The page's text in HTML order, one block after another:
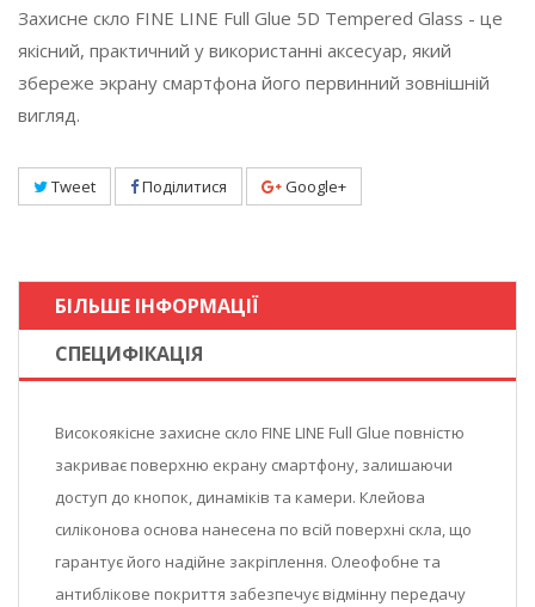
Захисне скло FINE LINE Full Glue 5D Tempered Glass - це
якісний, практичний у використанні аксесуар, який
збереже экрану смартфона його первинний зовнішній
вигляд.
Tweet Поділитися Google+
БІЛЬШЕ ІНФОРМАЦІЇ
СПЕЦИФІКАЦІЯ
Високоякісне захисне скло FINE LINE Full Glue повністю
закриває поверхню екрану смартфону, залишаючи
доступ до кнопок, динаміків та камери. Клейова
силіконова основа нанесена по всій поверхні скла, що
гарантує його надійне закріплення. Олеофобне та
антиблікове покриття забезпечує відмінну передачу